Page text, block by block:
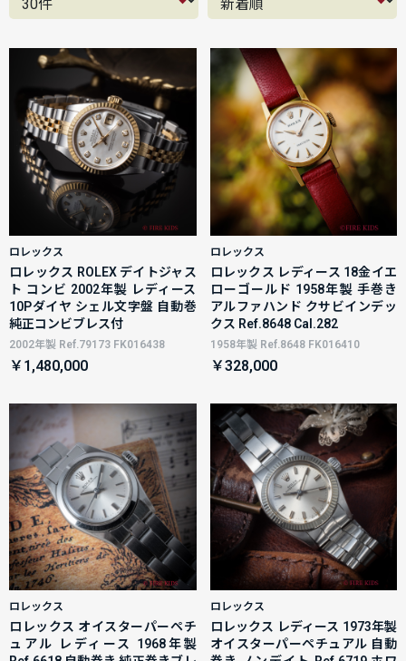
ロレックス
ロレックス ROLEX デイトジャス
ト コンビ 2002年製 レディース
10Pダイヤ シェル文字盤 自動巻
純正コンビブレス付
2002年製 Ref.79173 FK016438
￥1,480,000
ロレックス
ロレックス レディース 18金イエ
ローゴールド 1958年製 手巻き
アルファハンド クサビインデッ
クス Ref.8648 Cal.282
1958年製 Ref.8648 FK016410
￥328,000
ロレックス
ロレックス オイスターパーペチ
ュアル レディース 1968年製
ロレックス
ロレックス レディース 1973年製
オイスターパーペチュアル 自動